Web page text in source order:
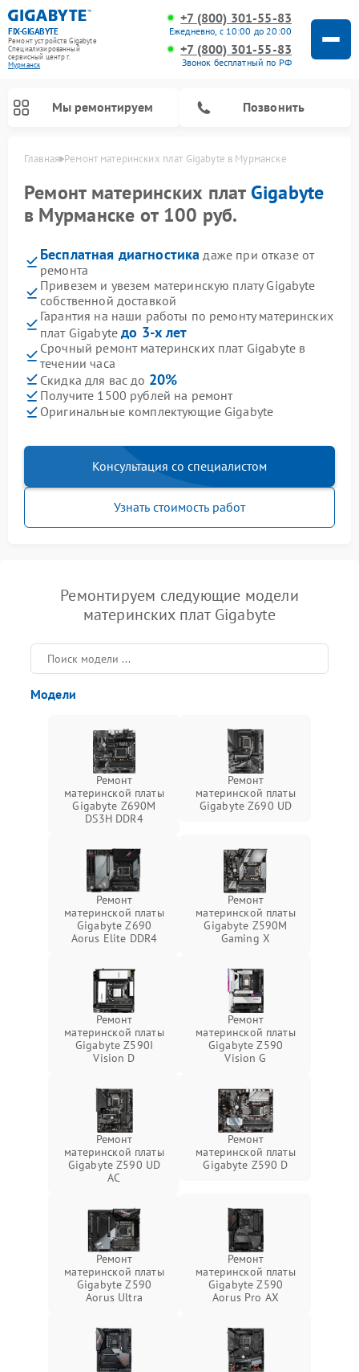
FIX-GIGABYTE
Ремонт устройств Gigabyte
Специализированный
cервисный центр г.
Мурманск
+7 (800) 301-55-83
Ежедневно, с 10:00 до 20:00
+7 (800) 301-55-83
Звонок бесплатный по РФ
Мы ремонтируем Позвонить
Главная Ремонт материнских плат Gigabyte в Мурманске
Ремонт материнских плат Gigabyte
в Мурманске от 100 руб.
Бесплатная диагностика даже при отказе от
ремонта
Привезем и увезем материнскую плату Gigabyte
собственной доставкой
Гарантия на наши работы по ремонту материнских
плат Gigabyteдо 3-х лет
Срочный ремонт материнских плат Gigabyte в
течении часа
Скидка для вас до 20%
Получите 1500 рублей на ремонт
Оригинальные комплектующие Gigabyte
Консультация со специалистом
Узнать стоимость работ
Ремонтируем следующие модели
материнских плат Gigabyte
Модели
Ремонт
материнской платы
Gigabyte Z690M
DS3H DDR4
Ремонт
материнской платы
Gigabyte Z690 UD
Ремонт
материнской платы
Gigabyte Z690
Aorus Elite DDR4
Ремонт
материнской платы
Gigabyte Z590M
Gaming X
Ремонт
материнской платы
Gigabyte Z590I
Vision D
Ремонт
материнской платы
Gigabyte Z590
Vision G
Ремонт
материнской платы
Gigabyte Z590 UD
AC
Ремонт
материнской платы
Gigabyte Z590 D
Ремонт
материнской платы
Gigabyte Z590
Aorus Ultra
Ремонт
материнской платы
Gigabyte Z590
Aorus Pro AX